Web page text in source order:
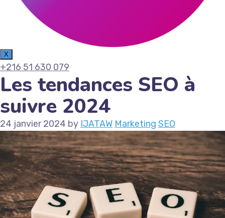
X
+216 51 630 079
Les tendances SEO à
suivre 2024
24 janvier 2024 by IJATAW Marketing SEO